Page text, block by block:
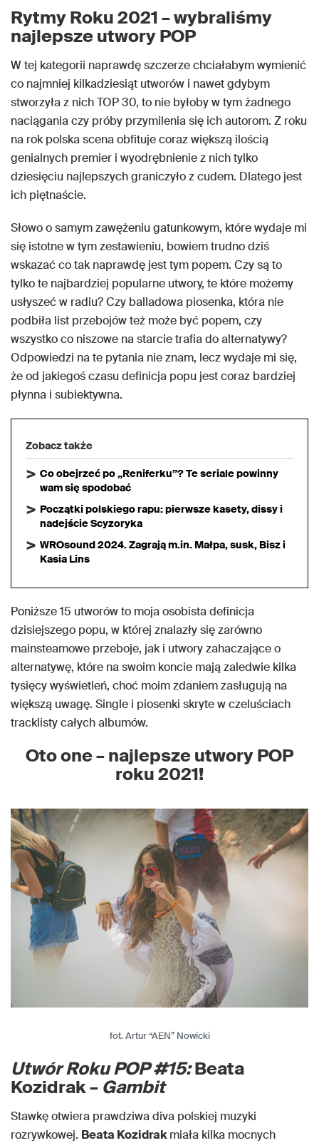
Rytmy Roku 2021 – wybraliśmy
najlepsze utwory POP
W tej kategorii naprawdę szczerze chciałabym wymienić
co najmniej kilkadziesiąt utworów i nawet gdybym
stworzyła z nich TOP 30, to nie byłoby w tym żadnego
naciągania czy próby przymilenia się ich autorom. Z roku
na rok polska scena obfituje coraz większą ilością
genialnych premier i wyodrębnienie z nich tylko
dziesięciu najlepszych graniczyło z cudem. Dlatego jest
ich piętnaście.
Słowo o samym zawężeniu gatunkowym, które wydaje mi
się istotne w tym zestawieniu, bowiem trudno dziś
wskazać co tak naprawdę jest tym popem. Czy są to
tylko te najbardziej popularne utwory, te które możemy
usłyszeć w radiu? Czy balladowa piosenka, która nie
podbiła list przebojów też może być popem, czy
wszystko co niszowe na starcie trafia do alternatywy?
Odpowiedzi na te pytania nie znam, lecz wydaje mi się,
że od jakiegoś czasu definicja popu jest coraz bardziej
płynna i subiektywna.
Zobacz także
Co obejrzeć po „Reniferku”? Te seriale powinny
wam się spodobać
Początki polskiego rapu: pierwsze kasety, dissy i
nadejście Scyzoryka
WROsound 2024. Zagrają m.in. Małpa, susk, Bisz i
Kasia Lins
Poniższe 15 utworów to moja osobista definicja
dzisiejszego popu, w której znalazły się zarówno
mainsteamowe przeboje, jak i utwory zahaczające o
alternatywę, które na swoim koncie mają zaledwie kilka
tysięcy wyświetleń, choć moim zdaniem zasługują na
większą uwagę. Single i piosenki skryte w czeluściach
tracklisty całych albumów.
Oto one – najlepsze utwory POP
roku 2021!
fot. Artur “AEN” Nowicki
Utwór Roku POP #15:Beata
Kozidrak – Gambit
Stawkę otwiera prawdziwa diva polskiej muzyki
rozrywkowej. Beata Kozidrakmiała kilka mocnych